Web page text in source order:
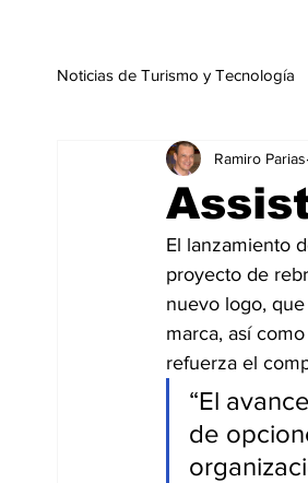
Noticias de Turismo y Tecnología
Negocios Internacionales
Ramiro Parias
El lanzamiento
proyecto de
nuevo logo,
marca, así
refuerza el
“El
de